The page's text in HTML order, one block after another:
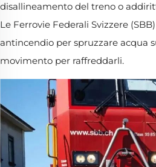
disallineamento del treno o
Le Ferrovie Federali Svizzere
antincendio per spruzzare acqua
movimento per raffreddarli.